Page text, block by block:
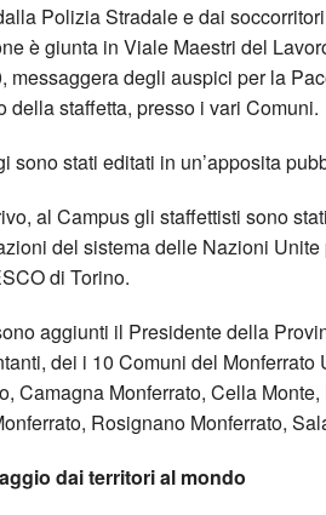
Polizia Stradale e dai
è giunta in Viale Maestri del
messaggera degli auspici per la
della staffetta, presso i vari Comuni.
sono stati editati in un’apposita
al Campus gli staffettisti sono
del sistema delle Nazioni
di Torino.
aggiunti il Presidente della
dei i 10 Comuni del
Camagna Monferrato, Cella
Rosignano Monferrato,
dai territori al mondo